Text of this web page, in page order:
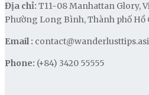
Địa chỉ: T11-08 Manhattan Glory,
Phường Long Bình, Thành phố Hồ
Email :
Phone: (+84) 3420 55555